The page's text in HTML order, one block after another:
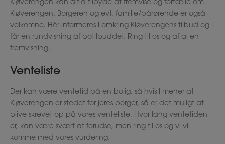
Kløverengen kan altid tilbyde at fremvise og fortælle om
Kløverengen. Borgeren og evt. familie/pårørende er også
velkomne. Hér informeres I omkring Kløverengens tilbud og I
får en rundvisning af botilbuddet. Ring til os og aftal en
fremvisning.
Venteliste
Der kan være ventetid på en bolig, så hvis I mener at
Kløverengen er stedet for jeres borger, så er det muligt at
blive skrevet op på vores venteliste. Hvor lang ventetiden
er, kan være svært at forudse, men ring til os og vi vil
komme med vores vurdering.